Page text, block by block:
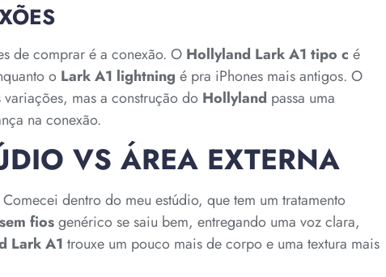
de comprar é a conexão. O Hollyland Lark A1 tipo c é
o Lark A1 lightning é pra iPhones mais antigos. O
mas a construção do Hollyland passa uma
na conexão.
VS ÁREA EXTERNA
dentro do meu estúdio, que tem um tratamento
fiosgenérico se saiu bem, entregando uma voz clara,
Lark A1 trouxe um pouco mais de corpo e uma textura mais